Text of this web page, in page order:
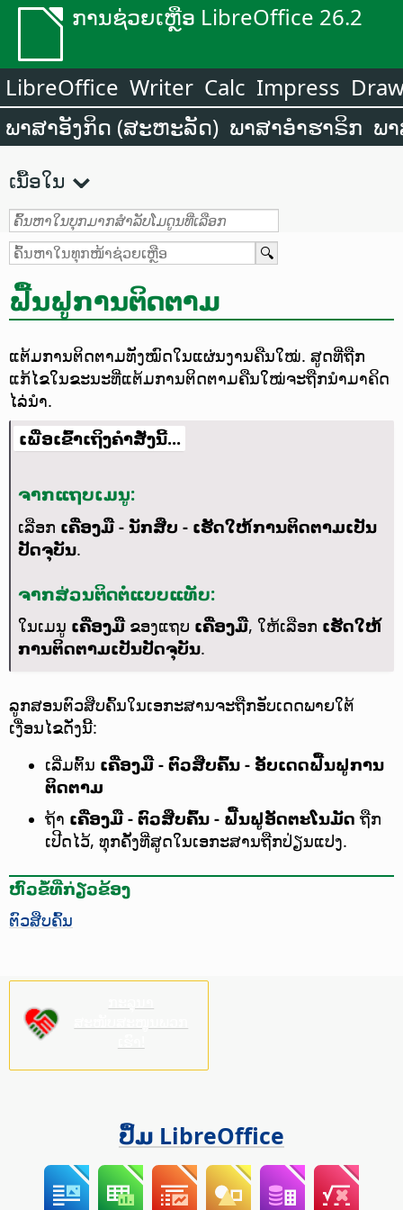
ການຊ່ວຍເຫຼືອ LibreOffice 26.2
LibreOffice Writer Calc Impress
ພາສາອັງກິດ (ສະຫະລັດ) ພາສາອຳຮາຣິກ ພ
ເນື້ອໃນ
ຟື້ນຟູການຕິດຕາມ
ແຕ້ມການຕິດຕາມທັງໝົດໃນແຜ່ນງານຄືນໃໝ່. ສູດທີ່ຖືກ
ແກ້ໄຂໃນຂະນະທີ່ແຕ້ມການຕິດຕາມຄືນໃໝ່ຈະຖືກນຳມາຄິດ
ໄລ່ນຳ.
ເພື່ອເຂົ້າເຖິງຄຳສັ່ງນີ້...
ຈາກແຖບເມນູ:
ເລືອກ ເຄື່ອງມື - ນັກສືບ - ເຮັດໃຫ້ການຕິດຕາມເປັນ
ປັດຈຸບັນ.
ຈາກສ່ວນຕິດຕໍ່ແບບແທັບ:
ໃນເມນູ ເຄື່ອງມືຂອງແຖບ ເຄື່ອງມື, ໃຫ້ເລືອກ ເຮັດໃຫ້
ການຕິດຕາມເປັນປັດຈຸບັນ.
ລູກສອນຕົວສືບຄົ້ນໃນເອກະສານຈະຖືກອັບເດດພາຍໃຕ້
ເງື່ອນໄຂດັ່ງນີ້:
ເລີ່ມຕົ້ນ ເຄື່ອງມື - ຕົວສືບຄົ້ນ - ອັບເດດຟື້ນຟູການ
ຕິດຕາມ
ຖ້າ ເຄື່ອງມື - ຕົວສືບຄົ້ນ - ຟື້ນຟູອັດຕະໂນມັດ ຖືກ
ເປີດໄວ້, ທຸກຄັ້ງທີ່ສູດໃນເອກະສານຖືກປ່ຽນແປງ.
ຫົວຂໍ້ທີ່ກ່ຽວຂ້ອງ
ຕົວສືບຄົ້ນ
ປຶ້ມ LibreOffice